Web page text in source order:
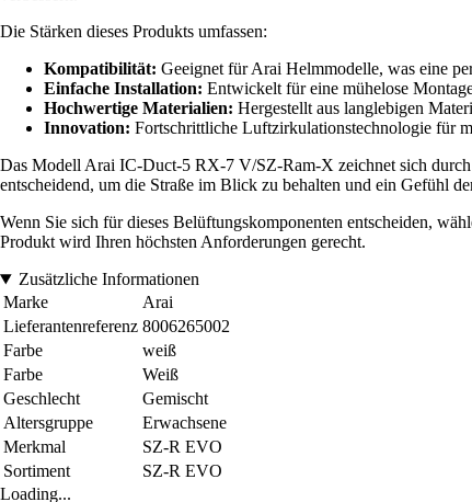
Die Stärken dieses Produkts umfassen:
Kompatibilität: Geeignet für Arai Helmmodelle, was eine
Einfache Installation: Entwickelt für eine mühelose
Hochwertige Materialien: Hergestellt aus langlebigen
Innovation: Fortschrittliche Luftzirkulationstechnologie für
Das Modell Arai IC-Duct-5 RX-7 V/SZ-Ram-X zeichnet sich durch
entscheidend, um die Straße im Blick zu behalten und ein Gefühl
Wenn Sie sich für dieses Belüftungskomponenten entscheiden,
Produkt wird Ihren höchsten Anforderungen gerecht.
Zusätzliche Informationen
Marke
Arai
Lieferantenreferenz 8006265002
Farbe
weiß
Farbe
Weiß
Geschlecht
Gemischt
Altersgruppe
Erwachsene
Merkmal
SZ-R EVO
Sortiment
SZ-R EVO
Loading...